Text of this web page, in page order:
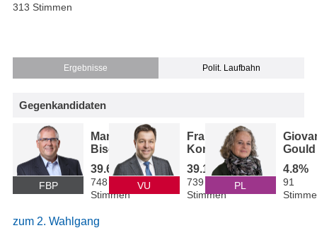
313 Stimmen
Ergebnisse Polit. Laufbahn
Gegenkandidaten
FBP
Manfred
Bischof
39.6%
748
Stimmen
VU
Frank
Konrad
39.1%
739
Stimmen
PL
Gould
4.8%
91
zum 2. Wahlgang